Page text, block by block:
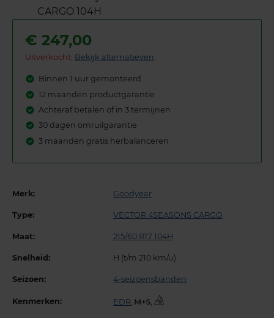
€ 247,00
Uitverkocht: Bekijk alternatieven
Binnen 1 uur gemonteerd
12 maanden productgarantie
Achteraf betalen of in 3 termijnen
30 dagen omruilgarantie
3 maanden gratis herbalanceren
Merk: Goodyear
Type: VECTOR 4SEASONS CARGO
Maat: 215/60 R17 104H
Snelheid: H (t/m 210 km/u)
Seizoen: 4-seizoensbanden
Kenmerken: EDR, ,